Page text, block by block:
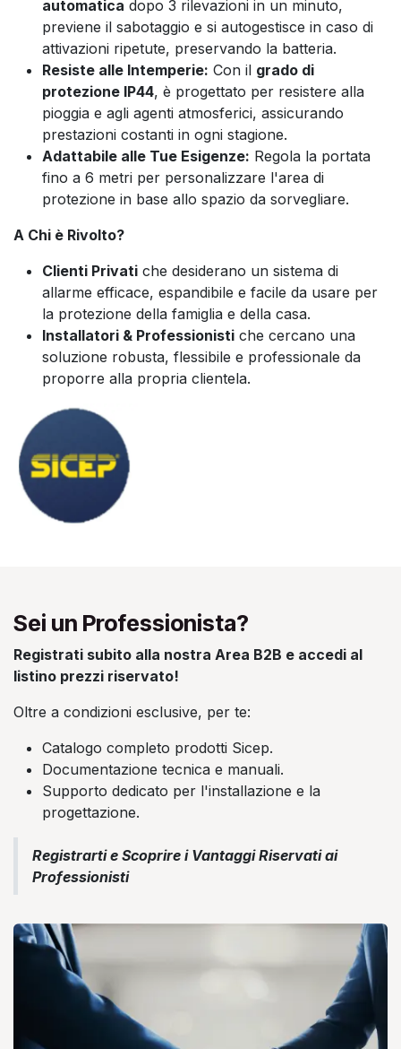
automatica dopo 3 rilevazioni in un minuto,
previene il sabotaggio e si autogestisce in caso di
attivazioni ripetute, preservando la batteria.
Resiste alle Intemperie: Con il grado di
protezione IP44, è progettato per resistere alla
pioggia e agli agenti atmosferici, assicurando
prestazioni costanti in ogni stagione.
Adattabile alle Tue Esigenze: Regola la portata
fino a 6 metri per personalizzare l'area di
protezione in base allo spazio da sorvegliare.
A Chi è Rivolto?
Clienti Privati che desiderano un sistema di
allarme efficace, espandibile e facile da usare per
la protezione della famiglia e della casa.
Installatori & Professionisti che cercano una
soluzione robusta, flessibile e professionale da
proporre alla propria clientela.
Sei un Professionista?
Registrati subito alla nostra Area B2B e accedi al
listino prezzi riservato!
Oltre a condizioni esclusive, per te:
Catalogo completo prodotti Sicep.
Documentazione tecnica e manuali.
Supporto dedicato per l'installazione e la
progettazione.
Registrarti e Scoprire i Vantaggi Riservati ai
Professionisti